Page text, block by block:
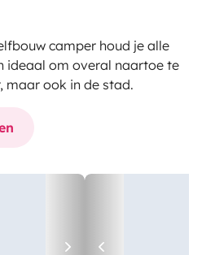
camper houd je alle
ideaal om overal naartoe te
maar ook in de stad.